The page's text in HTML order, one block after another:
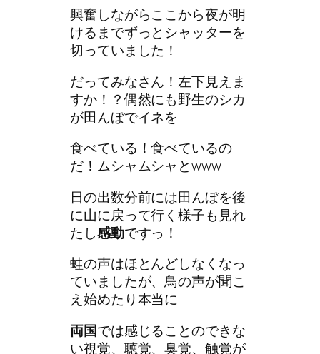
興奮しながらここから夜が明
けるまでずっとシャッターを
切っていました！
だってみなさん！左下見えま
すか！？偶然にも野生のシカ
が田んぼでイネを
食べている！食べているの
だ！ムシャムシャとwww
日の出数分前には田んぼを後
に山に戻って行く様子も見れ
たし感動ですっ！
蛙の声はほとんどしなくなっ
ていましたが、鳥の声が聞こ
え始めたり本当に
両国では感じることのできな
い視覚、聴覚、臭覚、触覚が